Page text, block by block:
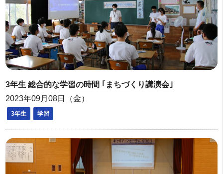
3年生 総合的な学習の時間 ｢まちづくり講演会｣
2023年09月08日（金）
3年生 学習